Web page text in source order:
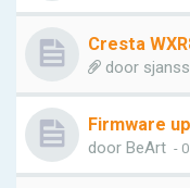
Cresta
door
Firmware
door BeArt -